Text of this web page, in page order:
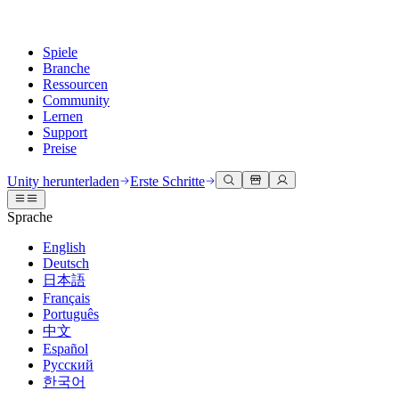
Spiele
Branche
Ressourcen
Community
Lernen
Support
Preise
Unity Engine
Erstellen Sie 2D- und 3D-Spiele für jede Plattform
Zusammenarbeit
Schnell mit Ihrem Team zusammenarbeiten und iterieren
Unity herunterladen
Abonnements und Preise
Bereitstellen
Multiplattform
3D-Zusammenarbeit
Erstellen und überprüfen Sie 3D-Projekte in Echtzeit
Immersive Schulung
In immersiven Umgebungen trainieren
Kundenerlebnisse
Interaktive 3D-Erlebnisse erstellen
Branchen
Fertigung
Dokumentation
Entwicklertools
Versionsfreigaben und Fehlerverfolgung
Roadmap
Bevorstehende Funktionen überprüfen
Glossar
Diskussionen
Veranstaltungen
Globale und lokale Veranstaltungen
Gemeinschaftsgeschichten
Made with Unity
Präsentation von Unity-Schöpfern
Unity Learn
Meistern Sie Unity-Fähigkeiten kostenlos
Professionelles Training
Verbessern Sie Ihr Team mit Unity-Trainern
Neu bei Unity
Erste Schritte
Beginnen Sie noch heute mit dem Lernen
Unity Essential Pathways
Hilfe erhalten
Wir helfen Ihnen, mit Unity erfolgreich zu sein
Erfolgspläne
Erreichen Sie Ihre Ziele schneller mit Expertenunterstützung
FAQ
Antworten auf häufige Fragen
Kontakt aufnehmen
Verbinden Sie sich mit unserem Team
Unity herunterladen Erste Schritte
Sprache
English
Deutsch
日本語
Français
Português
中文
Español
Русский
한국어